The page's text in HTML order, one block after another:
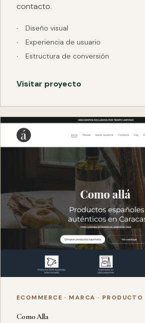
contacto.
Diseño visual
Experiencia de usuario
Estructura de conversión
Visitar proyecto
ECOMMERCE · MARCA · PRODUCTO
Como Alla